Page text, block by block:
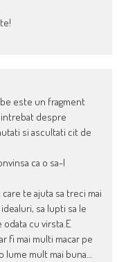
este un fragment
despre
si ascultati cit de
ca o sa-l
te ajuta sa treci mai
sa lupti sa le
cu virsta.E
fi mai multi macar pe
lume mult mai buna…